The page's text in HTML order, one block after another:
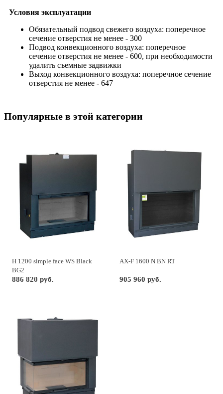
Условия эксплуатации
Обязательный подвод свежего воздуха: поперечное
сечение отверстия не менее - 300
Подвод конвекционного воздуха: поперечное
сечение отверстия не менее - 600, при необходимости
удалить съемные задвижки
Выход конвекционного воздуха: поперечное сечение
отверстия не менее - 647
Популярные в этой категории
H 1200 simple face WS Black
BG2
886 820 руб.
AX-F 1600 N BN RT
905 960 руб.